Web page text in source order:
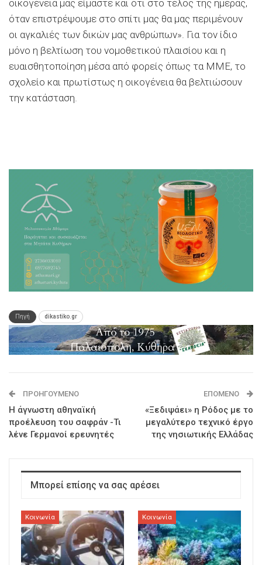
οικογένειά μας είμαστε και ότι στο τέλος της ημέρας,
όταν επιστρέψουμε στο σπίτι μας θα μας περιμένουν
οι αγκαλιές των δικών μας ανθρώπων». Για τον ίδιο
μόνο η βελτίωση του νομοθετικού πλαισίου και η
ευαισθητοποίηση μέσα από φορείς όπως τα ΜΜΕ, το
σχολείο και πρωτίστως η οικογένεια θα βελτιώσουν
την κατάσταση.
Πηγή dikastiko.gr
ΠΡΟΗΓΟΎΜΕΝΟ
Η άγνωστη αθηναϊκή
προέλευση του σαφράν -Τι
λένε Γερμανοί ερευνητές
ΕΠΌΜΕΝΟ
«Ξεδιψάει» η Ρόδος με το
μεγαλύτερο τεχνικό έργο
της νησιωτικής Ελλάδας
Μπορεί επίσης να σας αρέσει
Κοινωνία Κοινωνία